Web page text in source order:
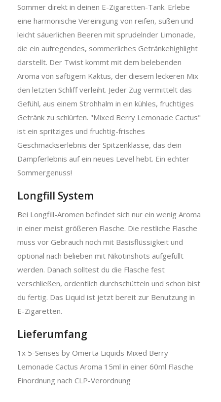
Sommer direkt in deinen E-Zigaretten-Tank. Erlebe
eine harmonische Vereinigung von reifen, süßen und
leicht säuerlichen Beeren mit sprudelnder Limonade,
die ein aufregendes, sommerliches Getränkehighlight
darstellt. Der Twist kommt mit dem belebenden
Aroma von saftigem Kaktus, der diesem leckeren Mix
den letzten Schliff verleiht. Jeder Zug vermittelt das
Gefühl, aus einem Strohhalm in ein kühles, fruchtiges
Getränk zu schlürfen. "Mixed Berry Lemonade Cactus"
ist ein spritziges und fruchtig-frisches
Geschmackserlebnis der Spitzenklasse, das dein
Dampferlebnis auf ein neues Level hebt. Ein echter
Sommergenuss!
Longfill System
Bei Longfill-Aromen befindet sich nur ein wenig Aroma
in einer meist größeren Flasche. Die restliche Flasche
muss vor Gebrauch noch mit Basisflüssigkeit und
optional nach belieben mit Nikotinshots aufgefüllt
werden. Danach solltest du die Flasche fest
verschließen, ordentlich durchschütteln und schon bist
du fertig. Das Liquid ist jetzt bereit zur Benutzung in
E-Zigaretten.
Lieferumfang
1x 5-Senses by Omerta Liquids Mixed Berry
Lemonade Cactus Aroma 15ml in einer 60ml Flasche
Einordnung nach CLP-Verordnung